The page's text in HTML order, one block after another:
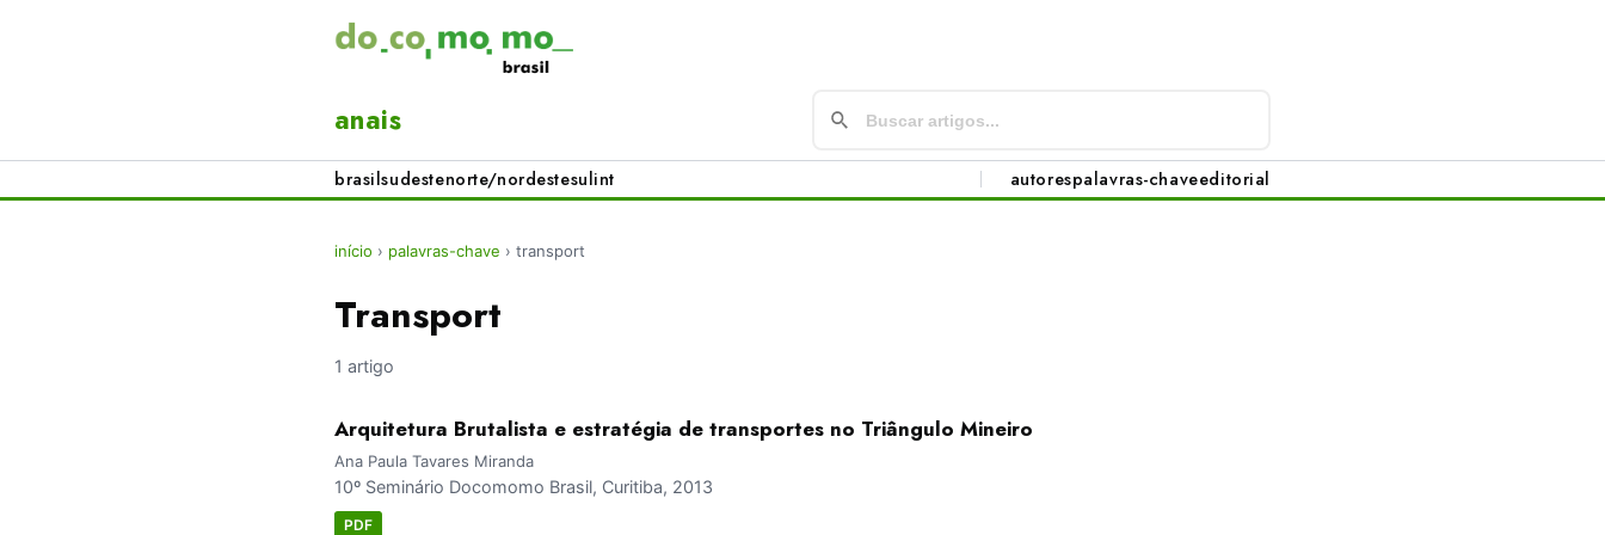
anais
brasilsudestenorte/nordestesulint autorespalavras-chaveeditorial
início › palavras-chave › transport
Transport
1 artigo
Arquitetura Brutalista e estratégia de transportes no Triângulo Mineiro
Ana Paula Tavares Miranda
10º Seminário Docomomo Brasil, Curitiba, 2013
PDF